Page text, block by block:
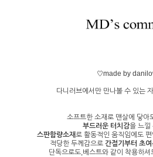
♡made by
다니러브에서만 만나볼 수 있는
소프트한 소재로 맨살에 닿아
부드러운 터치감을 느낄
스판함량소재로 활동적인 움직임에도
적당한 두께감으로 간절기부터 초
단독으로도,베스트와 같이 착용하